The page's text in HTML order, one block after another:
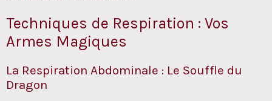
Techniques de Respiration : Vos
Armes Magiques
La Respiration Abdominale : Le Souffle du
Dragon